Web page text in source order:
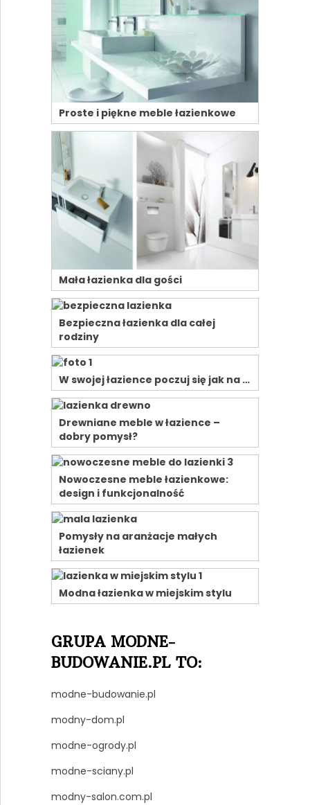
Proste i piękne meble łazienkowe
Mała łazienka dla gości
Bezpieczna łazienka dla całej
rodziny
W swojej łazience poczuj się jak na …
Drewniane meble w łazience –
dobry pomysł?
Nowoczesne meble łazienkowe:
design i funkcjonalność
Pomysły na aranżacje małych
łazienek
Modna łazienka w miejskim stylu
GRUPA MODNE-
BUDOWANIE.PL TO:
modne-budowanie.pl
modny-dom.pl
modne-ogrody.pl
modne-sciany.pl
modny-salon.com.pl